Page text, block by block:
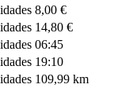
8,00 €
14,80 €
06:45
19:10
109,99 km